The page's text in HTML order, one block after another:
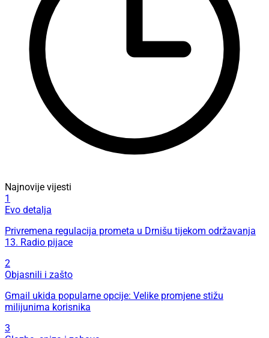
Najnovije vijesti
1
Evo detalja
Privremena regulacija prometa u Drnišu tijekom održavanja
13. Radio pijace
2
Objasnili i zašto
Gmail ukida popularne opcije: Velike promjene stižu
milijunima korisnika
3